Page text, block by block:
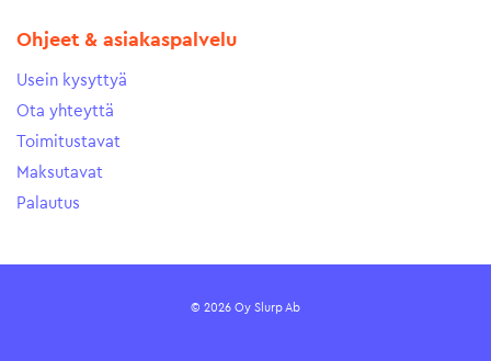
Ohjeet & asiakaspalvelu
Usein kysyttyä
Ota yhteyttä
Toimitustavat
Maksutavat
Palautus
© 2026 Oy Slurp Ab